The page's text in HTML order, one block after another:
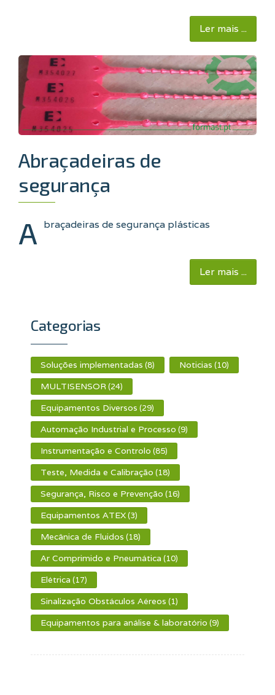
Ler mais ...
Abraçadeiras de
segurança
A braçadeiras de segurança plásticas
Ler mais ...
Categorias
Soluções implementadas (8) Noticias (10)
MULTISENSOR (24)
Equipamentos Diversos (29)
Automação Industrial e Processo (9)
Instrumentação e Controlo (85)
Teste, Medida e Calibração (18)
Segurança, Risco e Prevenção (16)
Equipamentos ATEX(3)
Mecânica de Fluidos (18)
Ar Comprimido e Pneumática (10)
Elétrica (17)
Sinalização Obstáculos Aéreos (1)
Equipamentos para análise & laboratório (9)